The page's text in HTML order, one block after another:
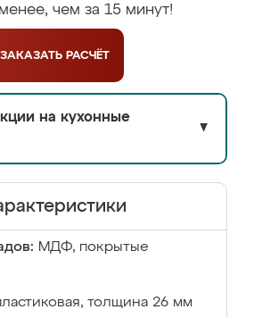
чем за 15 минут!
ЗАКАЗАТЬ РАСЧЁТ
на кухонные
▼
МДФ, покрытые
толщина 26 мм